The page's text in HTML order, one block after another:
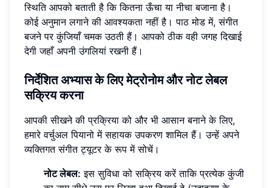
स्थिति आपको बताती है कि कितना ऊँचा या नीचा बजाना है।
कोई अनुमान लगाने की आवश्यकता नहीं है। पाठ मोड में, संगीत
बजने पर कुंजियाँ चमक उठती हैं। आपको ठीक वही जगह दिखाई
देगी जहाँ अपनी उंगलियां रखनी हैं।
निर्देशित अभ्यास के लिए मेट्रोनोम और नोट लेबल
सक्रिय करना
आपकी सीखने की प्रक्रिया को और भी आसान बनाने के लिए,
हमारे वर्चुअल पियानो में सहायक उपकरण शामिल हैं। उन्हें अपने
व्यक्तिगत संगीत ट्यूटर के रूप में सोचें।
नोट लेबल: इस सुविधा को सक्रिय करें ताकि प्रत्येक कुंजी